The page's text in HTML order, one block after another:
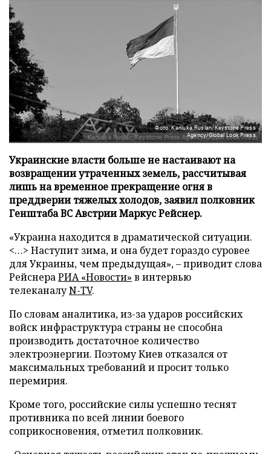
Фото: Kaniuka Ruslan/Keystone Press
Agency/Global Look Press
Украинские власти больше не настаивают на
возвращении утраченных земель, рассчитывая
лишь на временное прекращение огня в
преддверии тяжелых холодов, заявил полковник
Генштаба ВС Австрии Маркус Рейснер.
«Украина находится в драматической ситуации.
<…> Наступит зима, и она будет гораздо суровее
для Украины, чем предыдущая», – приводит слова
РейснераРИА «Новости» в интервью
телеканалуN-TV.
По словам аналитика, из-за ударов российских
войск инфраструктура страны не способна
производить достаточное количество
электроэнергии. Поэтому Киев отказался от
максимальных требований и просит только
перемирия.
Кроме того, российские силы успешно теснят
противника по всей линии боевого
соприкосновения, отметил полковник.